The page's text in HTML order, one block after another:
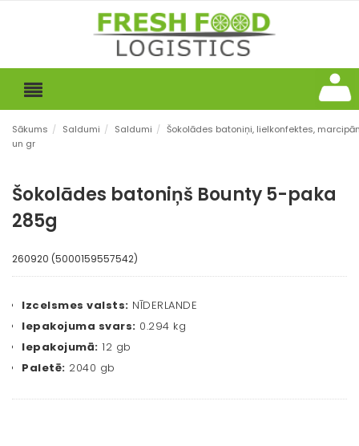
Sākums / Saldumi / Saldumi / Šokolādes batoniņi, lielkonfektes,
un gr
Šokolādes batoniņš Bounty 5-paka
285g
260920 (5000159557542)
Izcelsmes valsts: NĪDERLANDE
Iepakojuma svars: 0.294 kg
Iepakojumā: 12 gb
Paletē: 2040 gb